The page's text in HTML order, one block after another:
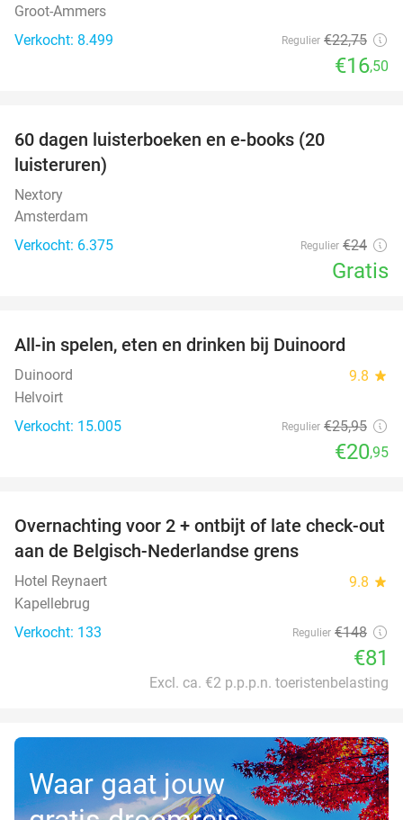
Groot-Ammers
Verkocht: 8.499
Regulier €22,75
€16,50
60 dagen luisterboeken en e-books (20
luisteruren)
Nextory
Amsterdam
Verkocht: 6.375
Regulier €24
Gratis
All-in spelen, eten en drinken bij Duinoord
Duinoord 9.8 star
Helvoirt
Verkocht: 15.005
Regulier €25,95
€20,95
45%
Overnachting voor 2 + ontbijt of late check-out
aan de Belgisch-Nederlandse grens
Hotel Reynaert 9.8 star
Kapellebrug
Verkocht: 133
Regulier €148
€81
Excl. ca. €2 p.p.p.n. toeristenbelasting
Waar gaat jouw